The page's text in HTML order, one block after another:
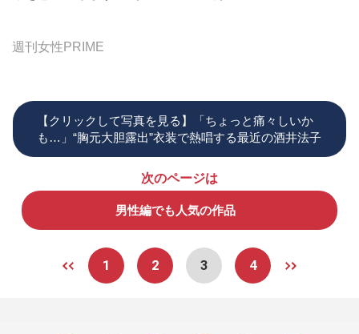
週刊女性PRIME
【クリックして写真を見る】「ちょっと痛々しいか
も…」“胸元大胆露出”衣装で熱唱する最近の酒井法子
次のページは
男性編でも人気の作品
1 2 3 4